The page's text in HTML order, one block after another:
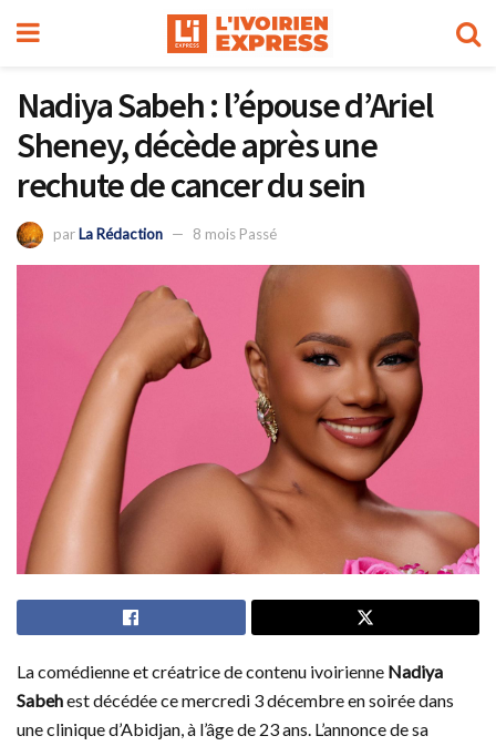
Nadiya Sabeh : l’épouse d’Ariel
Sheney, décède après une
rechute de cancer du sein
parLa Rédaction 8 mois Passé
La comédienne et créatrice de contenu ivoirienne Nadiya
Sabehest décédée ce mercredi 3 décembre en soirée dans
une clinique d’Abidjan, à l’âge de 23 ans. L’annonce de sa